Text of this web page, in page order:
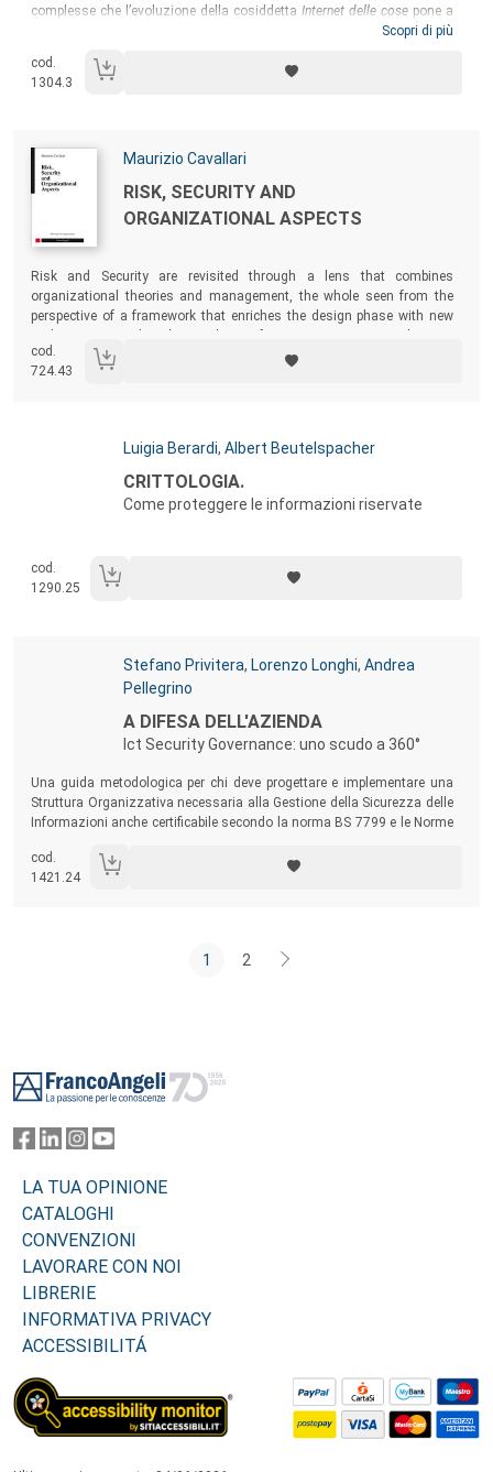
complesse che l’evoluzione della cosiddetta Internet delle cose pone a
imprese e cittadini (chiamati a prendere coscienza del fatto che i rischi
Un volume utile al mondo dei professionisti e delle imprese e a
chiunque voglia approfondire un argomento di particolare attualità.
Scopri di più
cod.
1304.3
Autori:
Maurizio Cavallari
Titolo:
RISK, SECURITY AND
ORGANIZATIONAL ASPECTS
Sommario:
Risk and Security are revisited through a lens that combines
organizational theories and management, the whole seen from the
perspective of a framework that enriches the design phase with new
only with security, but also other requirements.
cod.
724.43
Autori:
Luigia Berardi, Albert Beutelspacher
Titolo:
CRITTOLOGIA.
Come proteggere le informazioni riservate
cod.
1290.25
Autori:
Stefano Privitera, Lorenzo Longhi, Andrea
Pellegrino
Titolo:
A DIFESA DELL'AZIENDA
Ict Security Governance: uno scudo a 360°
Una guida metodologica per chi deve progettare e implementare una
Struttura Organizzativa necessaria alla Gestione della Sicurezza delle
Informazioni anche certificabile secondo la norma BS 7799 e le Norme
cod.
1421.24
1 2
LA TUA OPINIONE
CATALOGHI
CONVENZIONI
LAVORARE CON NOI
LIBRERIE
INFORMATIVA PRIVACY
ACCESSIBILITÁ